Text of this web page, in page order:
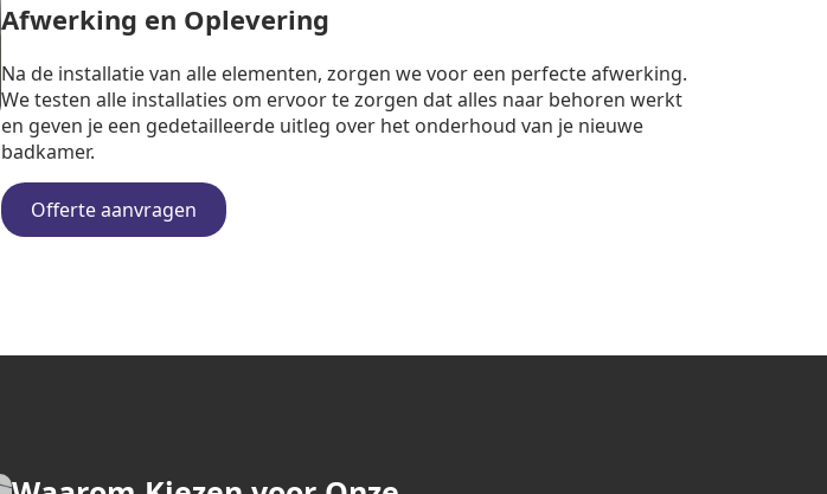
Afwerking en Oplevering
Na de installatie van alle elementen, zorgen we voor een perfecte afwerking.
We testen alle installaties om ervoor te zorgen dat alles naar behoren werkt
en geven je een gedetailleerde uitleg over het onderhoud van je nieuwe
badkamer.
Offerte aanvragen